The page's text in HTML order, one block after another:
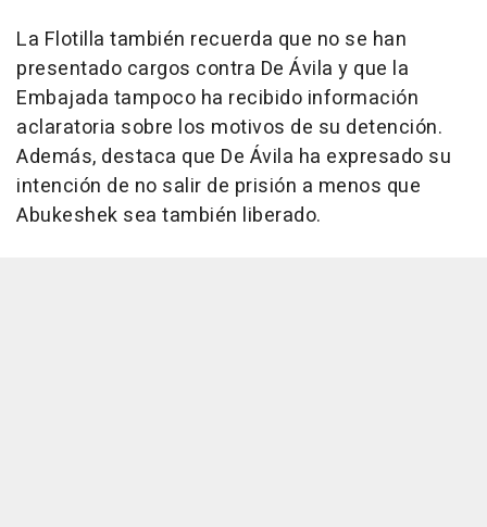
La Flotilla también recuerda que no se han
presentado cargos contra De Ávila y que la
Embajada tampoco ha recibido información
aclaratoria sobre los motivos de su detención.
Además, destaca que De Ávila ha expresado su
intención de no salir de prisión a menos que
Abukeshek sea también liberado.